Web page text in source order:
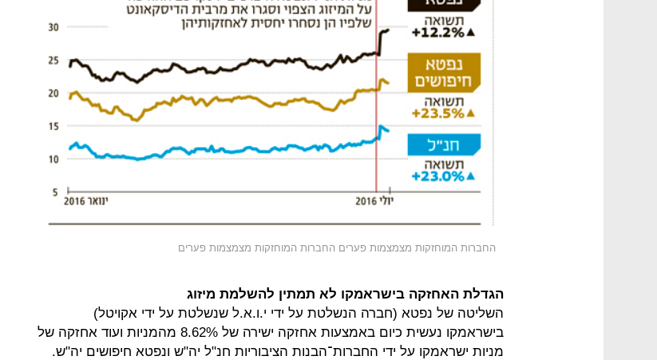
החברות המוחזקות מצמצמות פערים החברות המוחזקות מצמצמות פערים
הגדלת האחזקה בישראמקו לא תמתין להשלמת מיזוג
השליטה של נפטא (חברה הנשלטת על ידי י.ו.א.ל שנשלטת על ידי אקויטל)
בישראמקו נעשית כיום באמצעות אחזקה ישירה של 8.62% מהמניות ועוד אחזקה של
מניות ישראמקו על ידי החברות־הבנות הציבוריות חנ"ל יה"ש ונפטא חיפושים יה"ש.